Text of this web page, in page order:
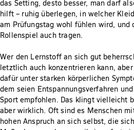
das Setting, desto besser, man darf
hilft – ruhig überlegen, in welcher
am Prüfungstag wohl fühlen wird, und
Rollenspiel auch tragen.
Wer den Lernstoff an sich gut
letztlich auch konzentrieren kann,
dafür unter starken körperlichen
dem seien Entspannungsverfahren
Sport empfohlen. Das klingt vielleicht
aber wirklich. Oft sind es Menschen
hohen Anspruch an sich selbst, die